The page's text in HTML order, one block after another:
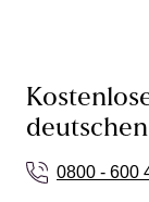
0800 - 600